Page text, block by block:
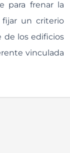
para frenar la
fijar un criterio
de los edificios
vinculada